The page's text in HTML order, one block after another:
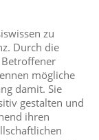
zu
Durch die
mögliche
damit. Sie
gestalten und
ihren